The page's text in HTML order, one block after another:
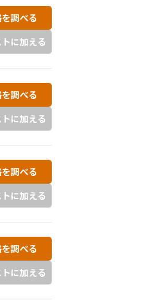
調べる
に加える
調べる
に加える
調べる
に加える
調べる
に加える